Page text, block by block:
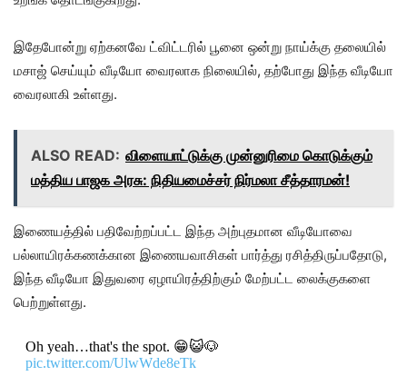
இதேபோன்று ஏற்கனவே ட்விட்டரில் பூனை ஒன்று நாய்க்கு தலையில்
மசாஜ் செய்யும் வீடியோ வைரலாக நிலையில், தற்போது இந்த வீடியோ
வைரலாகி உள்ளது.
ALSO READ: விளையாட்டுக்கு முன்னுரிமை கொடுக்கும்
மத்திய பாஜக அரசு: நிதியமைச்சர் நிர்மலா சீத்தாரமன்!
இணையத்தில் பதிவேற்றப்பட்ட இந்த அற்புதமான வீடியோவை
பல்லாயிரக்கணக்கான இணையவாசிகள் பார்த்து ரசித்திருப்பதோடு,
இந்த வீடியோ இதுவரை ஏழாயிரத்திற்கும் மேற்பட்ட லைக்குகளை
பெற்றுள்ளது.
Oh yeah…that's the spot. 😁😺🐶
pic.twitter.com/UlwWde8eTk